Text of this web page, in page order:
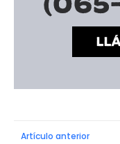
Artículo anterior